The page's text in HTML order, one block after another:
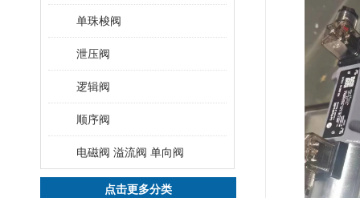
单珠梭阀
泄压阀
逻辑阀
顺序阀
电磁阀 溢流阀 单向阀
点击更多分类